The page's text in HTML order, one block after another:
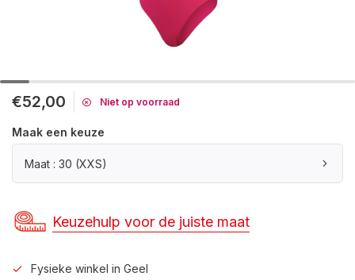
€52,00 Niet op voorraad
Maak een keuze
Maat : 30 (XXS)
Keuzehulp voor de juiste maat
Fysieke winkel in Geel